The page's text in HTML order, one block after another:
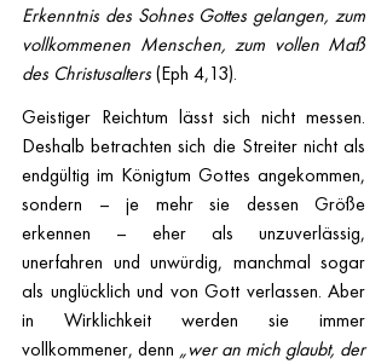
Erkenntnis des Sohnes Gottes gelangen, zum
vollkommenen Menschen, zum vollen Maß
des Christusalters (Eph 4,13).
Geistiger Reichtum lässt sich nicht messen.
Deshalb betrachten sich die Streiter nicht als
endgültig im Königtum Gottes angekommen,
sondern – je mehr sie dessen Größe
erkennen – eher als unzuverlässig,
unerfahren und unwürdig, manchmal sogar
als unglücklich und von Gott verlassen. Aber
in Wirklichkeit werden sie immer
vollkommener, denn „wer an mich glaubt, der